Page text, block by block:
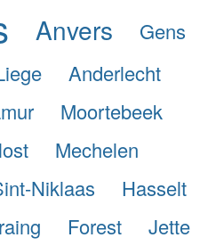
Anvers
Gens
Anderlecht
Moortebeek
Mechelen
Niklaas
Hasselt
Forest
Jette